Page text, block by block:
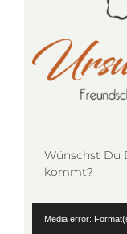
Wünschst Du
kommt?
Media error: